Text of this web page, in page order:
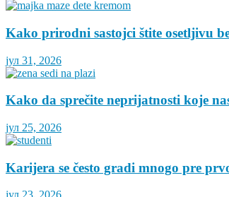
Kako prirodni sastojci štite osetljivu
јул 31, 2026
Kako da sprečite neprijatnosti koje
јул 25, 2026
Karijera se često gradi mnogo pre